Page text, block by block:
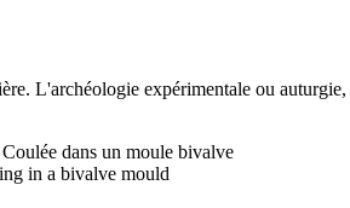
L'archéologie expérimentale ou
dans un moule bivalve
in a bivalve mould